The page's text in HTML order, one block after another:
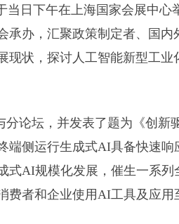
当日下午在上海国家会展中心
承办，汇聚政策制定者、国内
现状，探讨人工智能新型工业
论坛，并发表了题为《创新
端侧运行生成式AI具备快速响
式AI规模化发展，催生一系列
者和企业使用AI工具及应用